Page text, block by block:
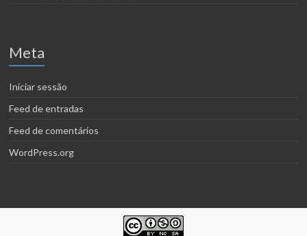
Meta
Iniciar sessão
Feed de entradas
Feed de comentários
WordPress.org